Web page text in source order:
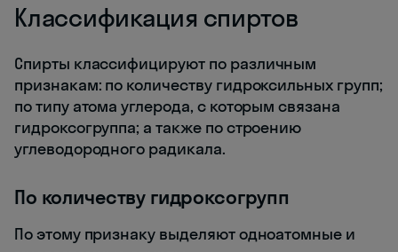
Классификация спиртов
Спирты классифицируют по различным
признакам: по количеству гидроксильных групп;
по типу атома углерода, с которым связана
гидроксогруппа; а также по строению
углеводородного радикала.
По количеству гидроксогрупп
По этому признаку выделяют одноатомные и